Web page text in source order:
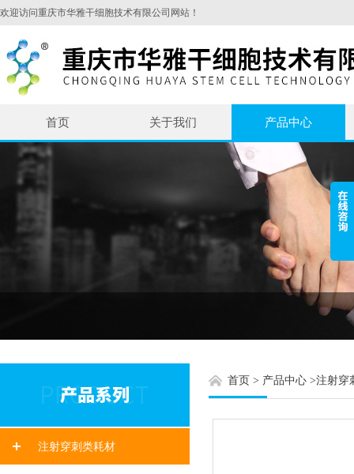
欢迎访问重庆市华雅干细胞技术有限公司网站！
首页 关于我们 产品中心
注射穿刺类耗材
首页 > 产品中心 >注射穿